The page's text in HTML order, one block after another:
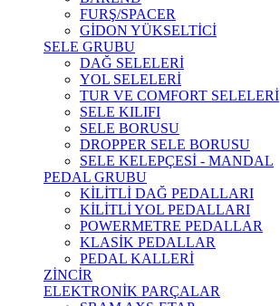
FURŞ/SPACER
GİDON YÜKSELTİCİ
SELE GRUBU
DAĞ SELELERİ
YOL SELELERİ
TUR VE COMFORT SELELERİ
SELE KILIFI
SELE BORUSU
DROPPER SELE BORUSU
SELE KELEPÇESİ - MANDAL
PEDAL GRUBU
KİLİTLİ DAĞ PEDALLARI
KİLİTLİ YOL PEDALLARI
POWERMETRE PEDALLAR
KLASİK PEDALLAR
PEDAL KALLERİ
ZİNCİR
ELEKTRONİK PARÇALAR